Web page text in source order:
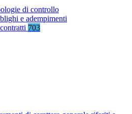
di controllo
e adempimenti
703